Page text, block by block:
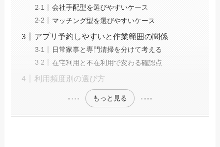
会社手配型を選びやすいケース
マッチング型を選びやすいケース
アプリ予約しやすいと作業範囲の関係
日常家事と専門清掃を分けて考える
在宅利用と不在利用で変わる確認点
利用頻度別の選び方
もっと見る